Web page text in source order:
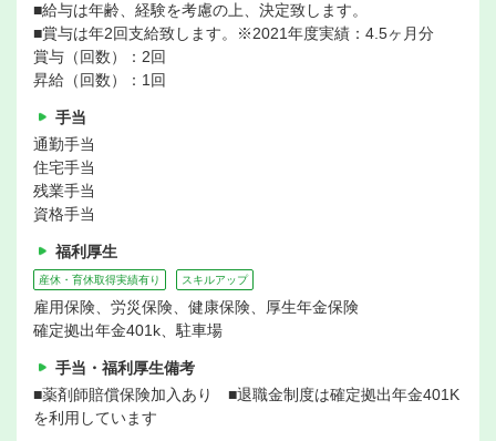
■給与は年齢、経験を考慮の上、決定致します。
■賞与は年2回支給致します。※2021年度実績：4.5ヶ月分
賞与（回数）：2回
昇給（回数）：1回
手当
通勤手当
住宅手当
残業手当
資格手当
福利厚生
産休・育休取得実績有り スキルアップ
雇用保険、労災保険、健康保険、厚生年金保険
確定拠出年金401k、駐車場
手当・福利厚生備考
■薬剤師賠償保険加入あり ■退職金制度は確定拠出年金401K
を利用しています